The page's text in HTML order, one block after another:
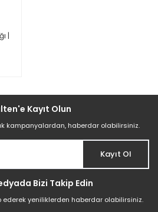
|
Kayıt Olun
kampanyalardan, haberdar olabilirsiniz.
Kayıt Ol
Bizi Takip Edin
yeniliklerden haberdar olabilirsiniz.